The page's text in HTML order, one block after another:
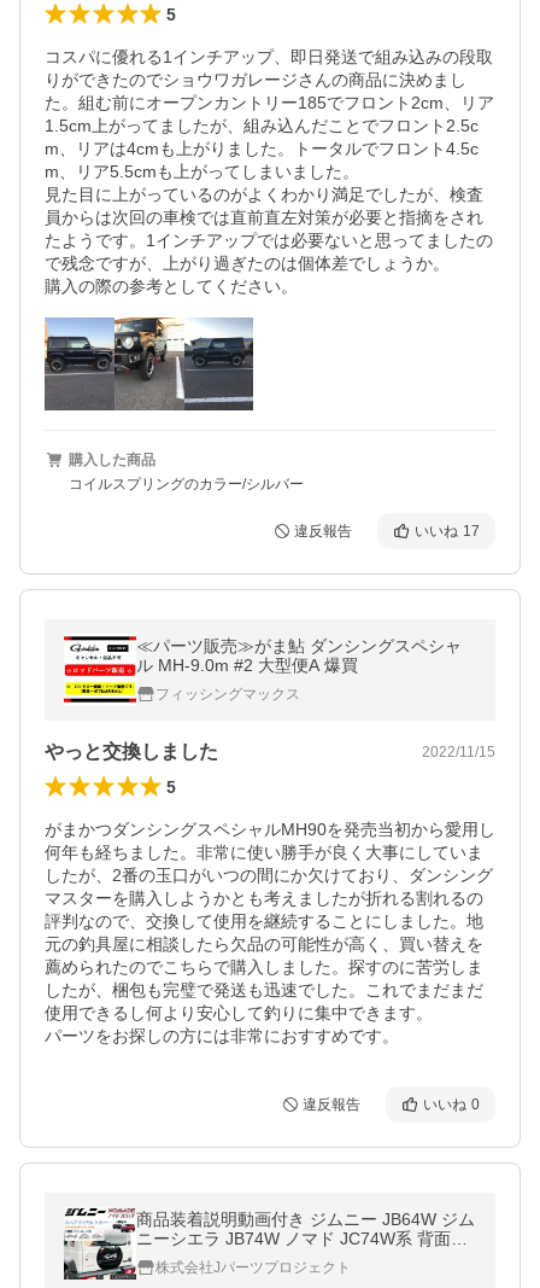
5
コスパに優れる1インチアップ、即日発送で組み込みの段取
りができたのでショウワガレージさんの商品に決めまし
た。組む前にオープンカントリー185でフロント2cm、リア
1.5cm上がってましたが、組み込んだことでフロント2.5c
m、リアは4cmも上がりました。トータルでフロント4.5c
m、リア5.5cmも上がってしまいました。
見た目に上がっているのがよくわかり満足でしたが、検査
員からは次回の車検では直前直左対策が必要と指摘をされ
たようです。1インチアップでは必要ないと思ってましたの
で残念ですが、上がり過ぎたのは個体差でしょうか。
購入の際の参考としてください。
購入した商品
コイルスプリングのカラー/シルバー
違反報告 いいね 17
≪パーツ販売≫がま鮎 ダンシングスペシャ
ル MH-9.0m #2 大型便A 爆買
フィッシングマックス
やっと交換しました 2022/11/15
5
がまかつダンシングスペシャルMH90を発売当初から愛用し
何年も経ちました。非常に使い勝手が良く大事にしていま
したが、2番の玉口がいつの間にか欠けており、ダンシング
マスターを購入しようかとも考えましたが折れる割れるの
評判なので、交換して使用を継続することにしました。地
元の釣具屋に相談したら欠品の可能性が高く、買い替えを
薦められたのでこちらで購入しました。探すのに苦労しま
したが、梱包も完璧で発送も迅速でした。これでまだまだ
使用できるし何より安心して釣りに集中できます。
パーツをお探しの方には非常におすすめです。
違反報告 いいね 0
商品装着説明動画付き ジムニー JB64W ジム
ニーシエラ JB74W ノマド JC74W系 背面カ
バー 艶あり黒 ブラック 背面レス カバー リ
アゲート差し替え装着
株式会社Jパーツプロジェクト